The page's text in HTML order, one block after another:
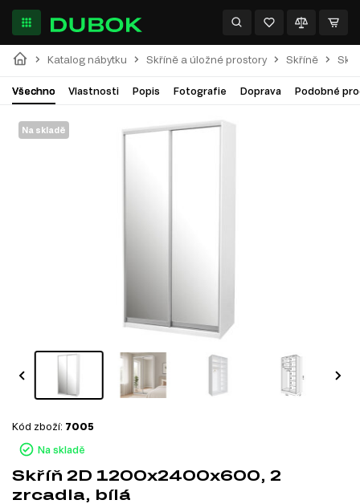
Katalog nábytku Skříně a úložné prostory Skříně
Všechno Vlastnosti Popis Fotografie Doprava Podobné
Na skladě
Na skladě
Kód zboží: 7005
Skříň 2D 1200x2400x600, 2
zrcadla, bílá